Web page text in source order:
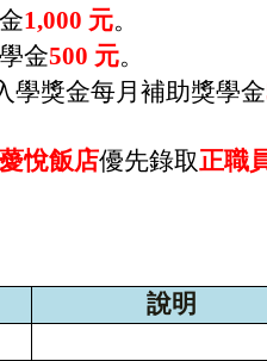
1,000 元。
金500 元。
學獎金每月補助獎學金
薆悅飯店優先錄取正職
說明